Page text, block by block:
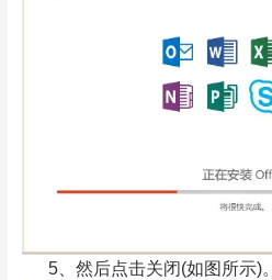
5、然后点击关闭(如图所示)。